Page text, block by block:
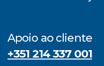
Apoio ao cliente
+351 214 337 001